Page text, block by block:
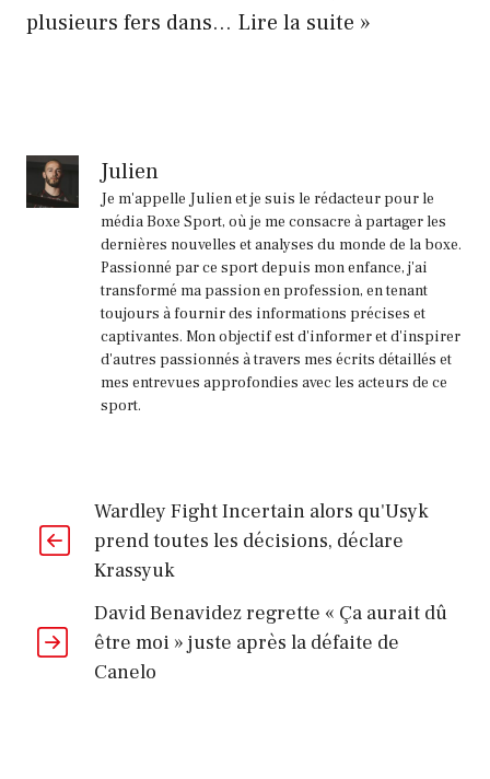
plusieurs fers dans… Lire la suite »
autres
options
sur
la
table
de
Julien
Je m'appelle Julien et je suis le rédacteur pour le
média Boxe Sport, où je me consacre à partager les
dernières nouvelles et analyses du monde de la boxe.
Passionné par ce sport depuis mon enfance, j'ai
transformé ma passion en profession, en tenant
toujours à fournir des informations précises et
captivantes. Mon objectif est d'informer et d'inspirer
d'autres passionnés à travers mes écrits détaillés et
mes entrevues approfondies avec les acteurs de ce
sport.
Wardley Fight Incertain alors qu'Usyk
prend toutes les décisions, déclare
Krassyuk
David Benavidez regrette « Ça aurait dû
être moi » juste après la défaite de
Canelo